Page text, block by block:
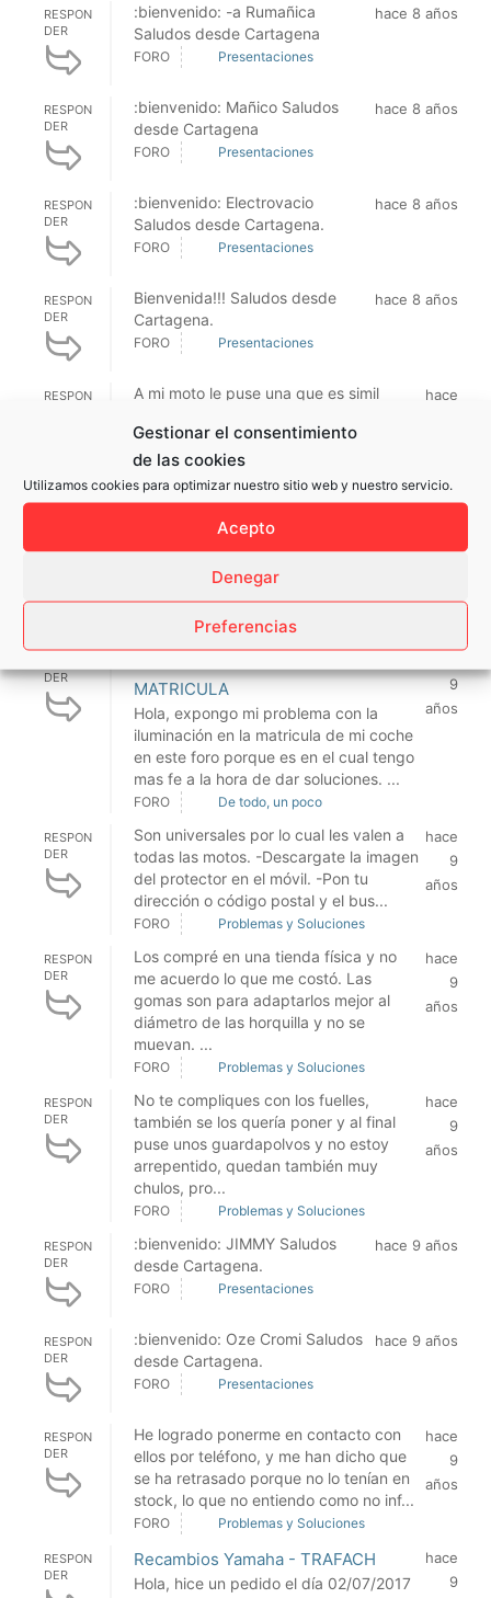
Gestionar el consentimiento
de las cookies
Utilizamos cookies para optimizar nuestro sitio web y nuestro servicio.
Acepto
Denegar
Preferencias
RESPON
DER
:bienvenido: -a Rumañica
Saludos desde Cartagena
hace 8 años
FORO Presentaciones
RESPON
DER
:bienvenido: Mañico Saludos
desde Cartagena
hace 8 años
FORO Presentaciones
RESPON
DER
:bienvenido: Electrovacio
Saludos desde Cartagena.
hace 8 años
FORO Presentaciones
RESPON
DER
Bienvenida!!! Saludos desde
Cartagena.
hace 8 años
FORO Presentaciones
RESPON
A mi moto le puse una que es simil
contra impacto en las barras de la
horquilla también con la misma similitud
...
hace
FORO Novedades / Accesorios
DER
Me imagino que la resistencia generara
temperatura, no se si mucha o poca por
lo tanto no sabría de cuantos vatios
debería ser la resistencia a poner ...
De todo, un poco
DER
MATRICULA
Hola, expongo mi problema con la
iluminación en la matricula de mi coche
en este foro porque es en el cual tengo
mas fe a la hora de dar soluciones. ...
9
años
FORO De todo, un poco
RESPON
DER
Son universales por lo cual les valen a
todas las motos. -Descargate la imagen
del protector en el móvil. -Pon tu
dirección o código postal y el bus...
hace
9
años
FORO Problemas y Soluciones
RESPON
DER
Los compré en una tienda física y no
me acuerdo lo que me costó. Las
gomas son para adaptarlos mejor al
diámetro de las horquilla y no se
muevan. ...
hace
9
años
FORO Problemas y Soluciones
RESPON
DER
No te compliques con los fuelles,
también se los quería poner y al final
puse unos guardapolvos y no estoy
arrepentido, quedan también muy
chulos, pro...
hace
9
años
FORO Problemas y Soluciones
RESPON
DER
:bienvenido: JIMMY Saludos
desde Cartagena.
hace 9 años
FORO Presentaciones
RESPON
DER
:bienvenido: Oze Cromi Saludos
desde Cartagena.
hace 9 años
FORO Presentaciones
RESPON
DER
He logrado ponerme en contacto con
ellos por teléfono, y me han dicho que
se ha retrasado porque no lo tenían en
stock, lo que no entiendo como no inf...
hace
9
años
FORO Problemas y Soluciones
RESPON
DER
Recambios Yamaha - TRAFACH
Hola, hice un pedido el día 02/07/2017
hace
9